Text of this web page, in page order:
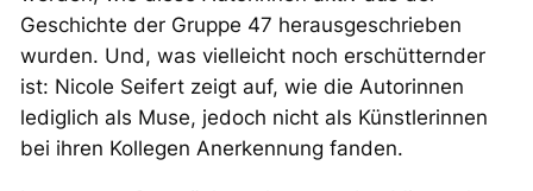
Geschichte der Gruppe 47 herausgeschrieben
wurden. Und, was vielleicht noch erschütternder
ist: Nicole Seifert zeigt auf, wie die Autorinnen
lediglich als Muse, jedoch nicht als Künstlerinnen
bei ihren Kollegen Anerkennung fanden.